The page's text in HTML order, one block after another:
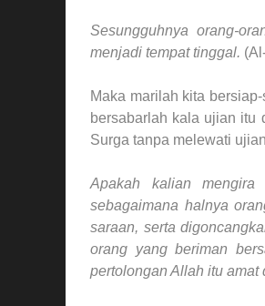
Sesungguhnya orang-
menjadi tempat tinggal.
Maka marilah kita
bersabarlah kala ujian itu
Surga tanpa melewati
Apakah kalian
sebagaimana halnya
saraan, serta
orang yang beriman
pertolongan Allah itu amat